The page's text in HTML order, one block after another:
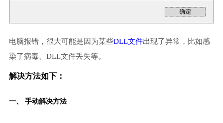
电脑报错，很大可能是因为某些DLL文件出现了异常，比如感
染了病毒、DLL文件丢失等。
解决方法如下：
一、 手动解决方法